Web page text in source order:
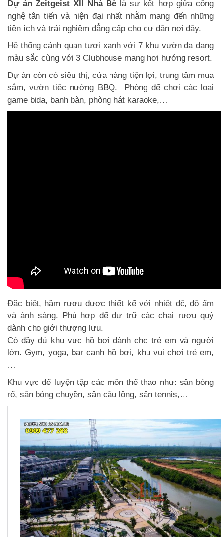
Dự án Zeitgeist XII Nhà Bèlà sự kết hợp giữa công
nghệ tân tiến và hiện đại nhất nhằm mang đến những
tiện ích và trải nghiệm đẳng cấp cho cư dân nơi đây.
Hệ thống cảnh quan tươi xanh với 7 khu vườn đa dạng
màu sắc cùng với 3 Clubhouse mang hơi hướng resort.
Dự án còn có siêu thị, cửa hàng tiện lợi, trung tâm mua
sắm, vườn tiệc nướng BBQ. Phòng để chơi các loại
game bida, banh bàn, phòng hát karaoke,…
Đặc biệt, hầm rượu được thiết kế với nhiệt độ, độ ẩm
và ánh sáng. Phù hợp để dự trữ các chai rượu quý
dành cho giới thượng lưu.
Có đầy đủ khu vực hồ bơi dành cho trẻ em và người
lớn. Gym, yoga, bar cạnh hồ bơi, khu vui chơi trẻ em,
…
Khu vực để luyện tập các môn thể thao như: sân bóng
rổ, sân bóng chuyền, sân cầu lông, sân tennis,…